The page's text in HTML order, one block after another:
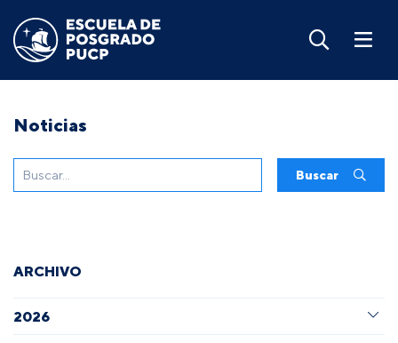
Noticias
Buscar
ARCHIVO
2026